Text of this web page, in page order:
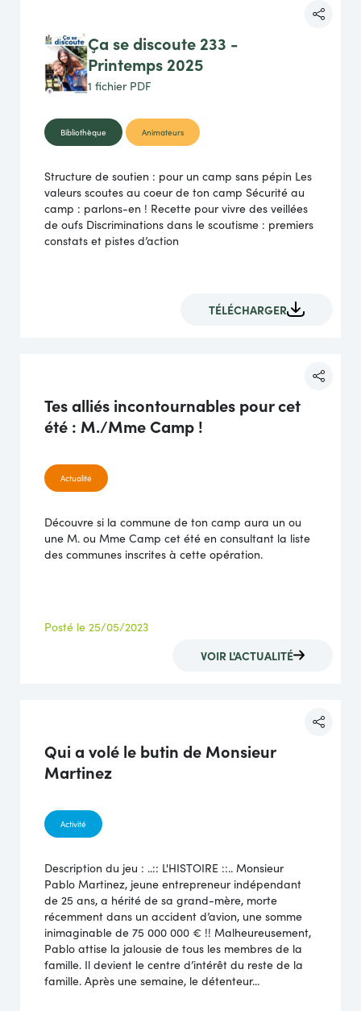
Ça se discoute 233 -
Printemps 2025
1 fichier PDF
Bibliothèque Animateurs
Structure de soutien : pour un camp sans pépin Les
valeurs scoutes au coeur de ton camp Sécurité au
camp : parlons-en ! Recette pour vivre des veillées
de oufs Discriminations dans le scoutisme : premiers
constats et pistes d’action
TÉLÉCHARGER
Tes alliés incontournables pour cet
été : M./Mme Camp !
Actualité
Découvre si la commune de ton camp aura un ou
une M. ou Mme Camp cet été en consultant la liste
des communes inscrites à cette opération.
VOIR L'ACTUALITÉ
Posté le 25/05/2023
Qui a volé le butin de Monsieur
Martinez
Activité
Description du jeu : ..:: L'HISTOIRE ::.. Monsieur
Pablo Martinez, jeune entrepreneur indépendant
de 25 ans, a hérité de sa grand-mère, morte
récemment dans un accident d’avion, une somme
inimaginable de 75 000 000 € !! Malheureusement,
Pablo attise la jalousie de tous les membres de la
famille. Il devient le centre d’intérêt du reste de la
famille. Après une semaine, le détenteur...